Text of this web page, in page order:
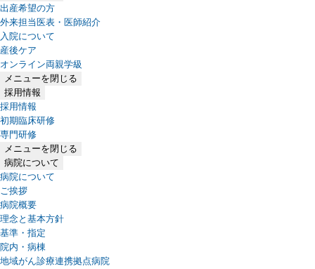
出産希望の方
外来担当医表・医師紹介
入院について
産後ケア
オンライン両親学級
メニューを閉じる
採用情報
採用情報
初期臨床研修
専門研修
メニューを閉じる
病院について
病院について
ご挨拶
病院概要
理念と基本方針
基準・指定
院内・病棟
地域がん診療連携拠点病院